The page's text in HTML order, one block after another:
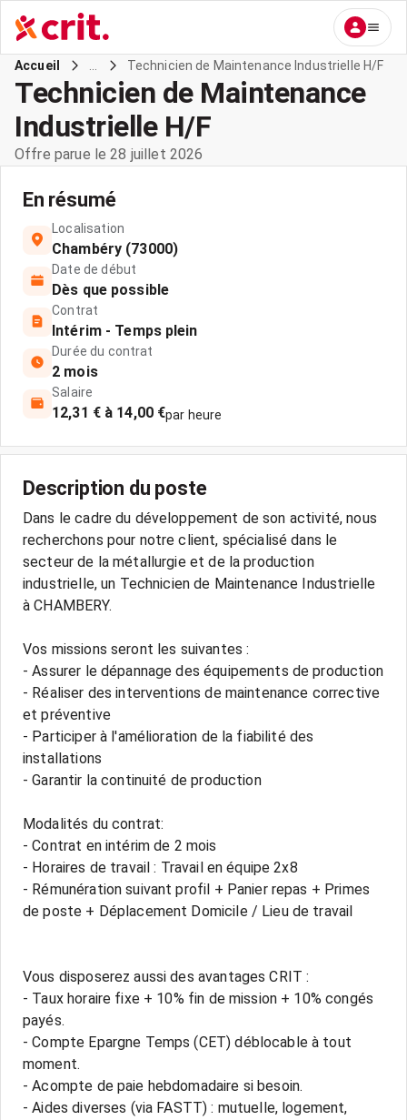
Accueil Technicien de Maintenance Industrielle H/F
Technicien de Maintenance
Industrielle H/F
Offre parue le 28 juillet 2026
En résumé
Localisation
Chambéry (73000)
Date de début
Dès que possible
Contrat
Intérim - Temps plein
Durée du contrat
2 mois
Salaire
12,31 € à 14,00 €par heure
Description du poste
Dans le cadre du développement de son activité, nous
recherchons pour notre client, spécialisé dans le
secteur de la métallurgie et de la production
industrielle, un Technicien de Maintenance Industrielle
à CHAMBERY.
Vos missions seront les suivantes :
- Assurer le dépannage des équipements de production
- Réaliser des interventions de maintenance corrective
et préventive
- Participer à l'amélioration de la fiabilité des
installations
- Garantir la continuité de production
Modalités du contrat:
- Contrat en intérim de 2 mois
- Horaires de travail : Travail en équipe 2x8
- Rémunération suivant profil + Panier repas + Primes
de poste + Déplacement Domicile / Lieu de travail
Vous disposerez aussi des avantages CRIT :
- Taux horaire fixe + 10% fin de mission + 10% congés
payés.
- Compte Epargne Temps (CET) déblocable à tout
moment.
- Acompte de paie hebdomadaire si besoin.
- Aides diverses (via FASTT) : mutuelle, logement,